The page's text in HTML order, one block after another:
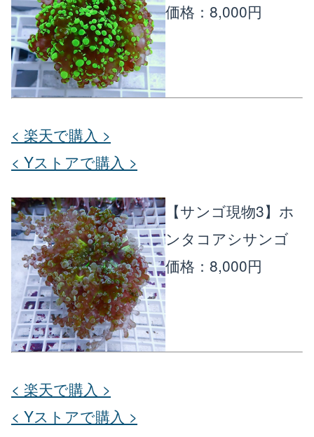
価格：8,000円
< 楽天で購入 >
< Yストアで購入 >
【サンゴ現物3】ホ
ンタコアシサンゴ
価格：8,000円
< 楽天で購入 >
< Yストアで購入 >